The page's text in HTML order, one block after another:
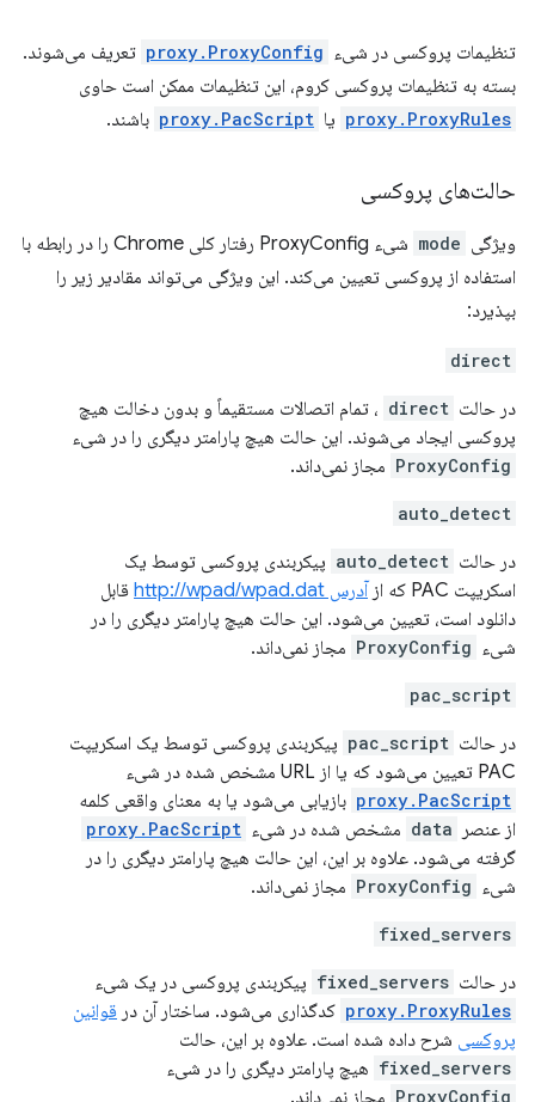
تنظیمات پروکسی در شیء proxy.ProxyConfig تعریف می‌شوند.
بسته به تنظیمات پروکسی کروم، این تنظیمات ممکن است حاوی
proxy.ProxyRules یا proxy.PacScript باشند.
حالت‌های پروکسی
ویژگی mode
شیء ProxyConfig رفتار کلی Chrome را در رابطه با
استفاده از پروکسی تعیین می‌کند. این ویژگی می‌تواند مقادیر زیر را
بپذیرد:
direct
در حالت direct ، تمام اتصالات مستقیماً و بدون دخالت هیچ
پروکسی ایجاد می‌شوند. این حالت هیچ پارامتر دیگری را در شیء
ProxyConfig مجاز نمی‌داند.
auto_detect
در حالت auto_detect پیکربندی پروکسی توسط یک
اسکریپت PAC که از
آدرس http://wpad/wpad.dat
قابل
دانلود است، تعیین می‌شود. این حالت هیچ پارامتر دیگری را در
شیء ProxyConfig مجاز نمی‌داند.
pac_script
در حالت pac_script پیکربندی پروکسی توسط یک اسکریپت
PAC تعیین می‌شود که یا از URL مشخص شده در شیء
proxy.PacScript بازیابی می‌شود یا به معنای واقعی کلمه
از عنصر
data مشخص شده در شیء proxy.PacScript
گرفته می‌شود. علاوه بر این، این حالت هیچ پارامتر دیگری را در
شیء ProxyConfig مجاز نمی‌داند.
fixed_servers
در حالت fixed_servers پیکربندی پروکسی در یک شیء
proxy.ProxyRules کدگذاری می‌شود. ساختار آن در قوانین
پروکسی شرح داده شده است. علاوه بر این، حالت
fixed_servers هیچ پارامتر دیگری را در شیء
ProxyConfig مجاز نمی‌داند.